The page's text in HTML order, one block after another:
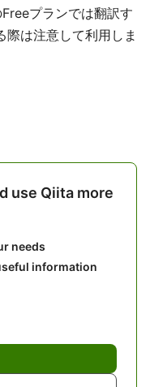
プランでは翻訳す
際は注意して利用しま
use Qiita more
needs
information